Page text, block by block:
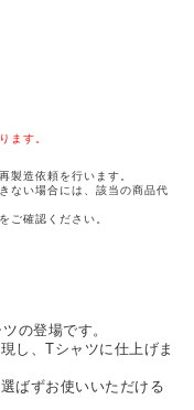
#Dr.STONE（ドクターストーン）
#進撃の巨人
ます。
製造依頼を行います。
ない場合には、該当の商品代
をご確認ください。
の登場です。
し、Tシャツに仕上げま
ばずお使いいただける